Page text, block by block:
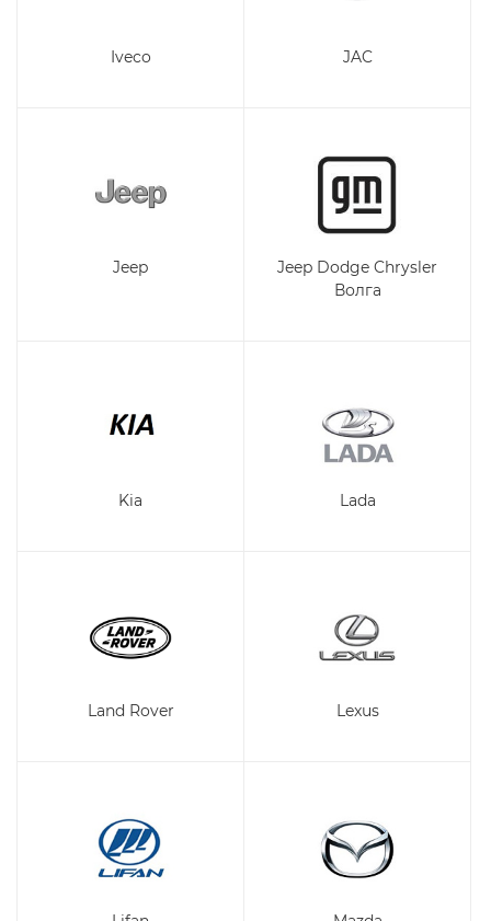
Iveco JAC
Jeep
Jeep Dodge Chrysler
Волга
Kia Lada
Land Rover Lexus